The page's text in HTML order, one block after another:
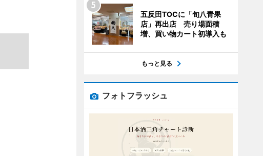
五反田TOCに「旬八青果
店」再出店 売り場面積
増、買い物カート初導入も
もっと見る
フォトフラッシュ